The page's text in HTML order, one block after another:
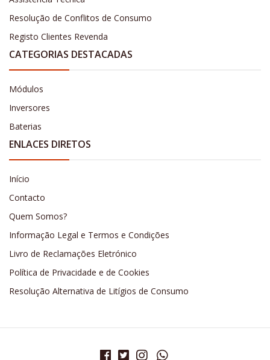
Resolução de Conflitos de Consumo
Registo Clientes Revenda
CATEGORIAS DESTACADAS
Módulos
Inversores
Baterias
ENLACES DIRETOS
Início
Contacto
Quem Somos?
Informação Legal e Termos e Condições
Livro de Reclamações Eletrónico
Política de Privacidade e de Cookies
Resolução Alternativa de Litígios de Consumo